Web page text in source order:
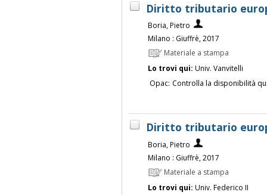
Diritto tributario
Boria, Pietro
Milano : Giuffrè, 2017
Materiale a stampa
Lo trovi qui: Univ. Vanvitelli
Opac: Controlla la disponibilità
Diritto tributario
Boria, Pietro
Milano : Giuffrè, 2017
Materiale a stampa
Lo trovi qui: Univ. Federico II